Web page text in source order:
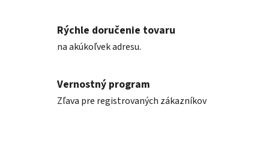
Rýchle doručenie tovaru
na akúkoľvek adresu.
Vernostný program
Zľava pre registrovaných zákazníkov